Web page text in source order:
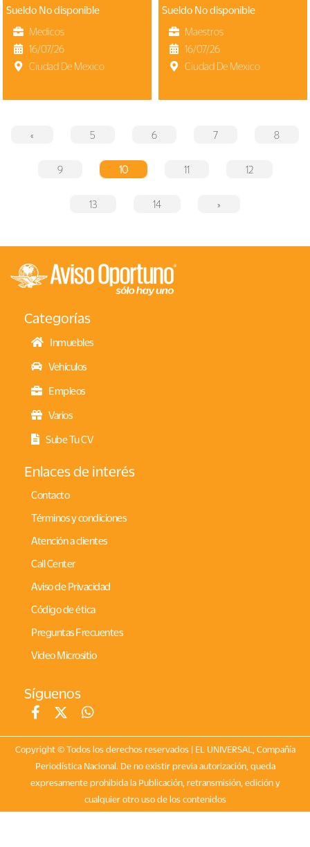
Sueldo No disponible
Medicos
16/07/26
Ciudad De Mexico
Sueldo No disponible
Maestros
16/07/26
Ciudad De Mexico
« 5 6 7 8
9 10 11 12
13 14 »
Categorías
Inmuebles
Vehículos
Empleos
Varios
Sube Tu CV
Enlaces de interés
Contacto
Términos y condiciones
Atención a clientes
Call Center
Aviso de Privacidad
Código de ética
Preguntas Frecuentes
Video Micrositio
Síguenos
Copyright © Todos los derechos reservados | EL UNIVERSAL, Compañía
Periodística Nacional. De no existir previa autorización, queda
expresamente prohibida la Publicación, retransmisión, edición y
cualquier otro uso de los contenidos